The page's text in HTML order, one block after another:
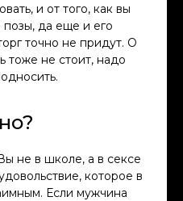
и от того, как вы
да еще и его
точно не придут. О
тоже не стоит, надо
не в школе, а в сексе
которое в
Если мужчина